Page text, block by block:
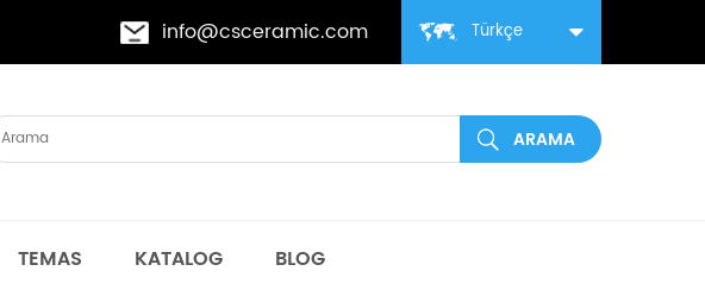
Türkçe
info@csceramic.com
TEMAS KATALOG BLOG